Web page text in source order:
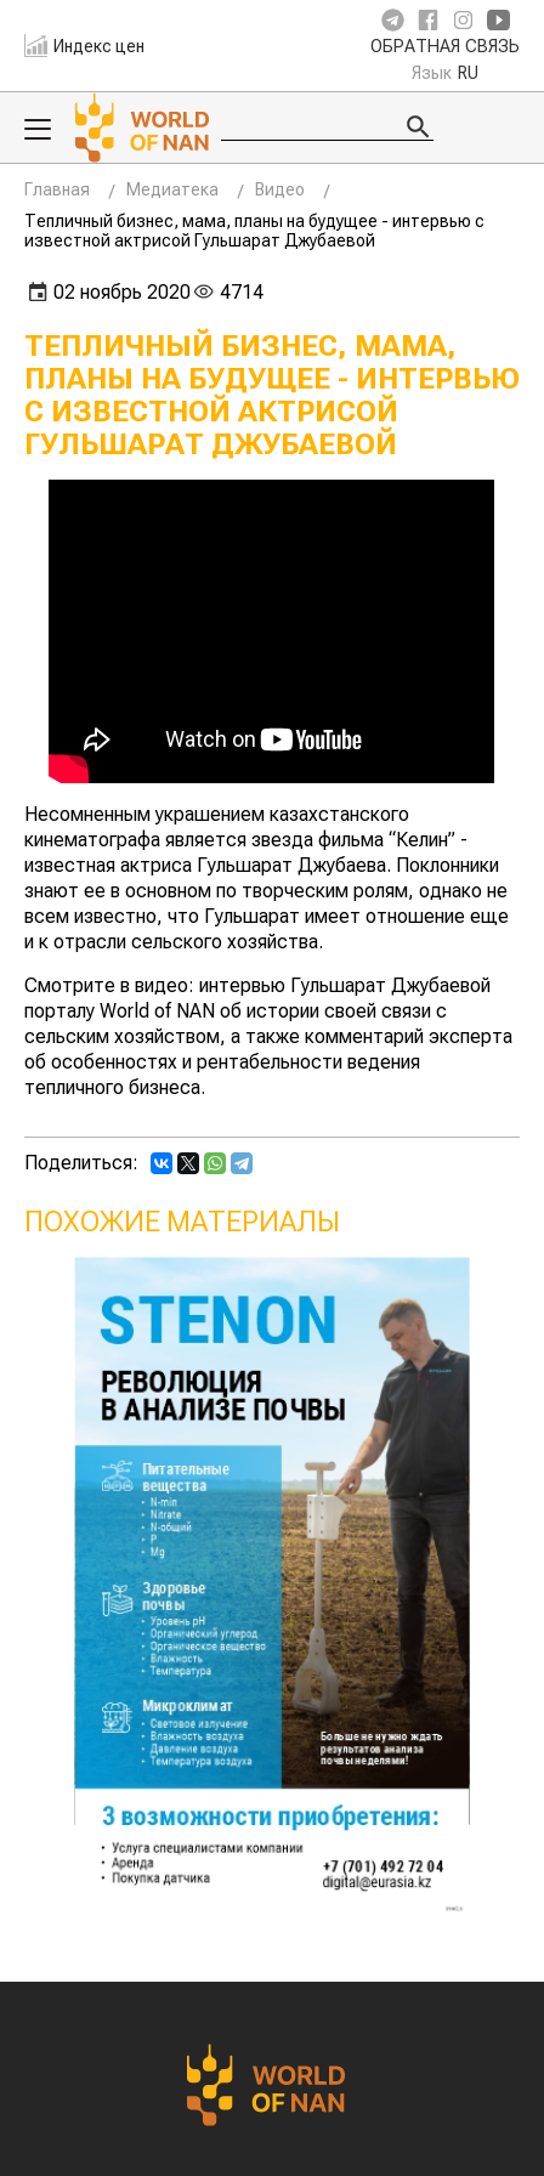
Индекс цен ОБРАТНАЯ СВЯЗЬ
Язык RU
Главная Медиатека
Видео
Тепличный бизнес, мама, планы на будущее - интервью с
известной актрисой Гульшарат Джубаевой
02 ноябрь 2020 4714
ТЕПЛИЧНЫЙ БИЗНЕС, МАМА,
ПЛАНЫ НА БУДУЩЕЕ - ИНТЕРВЬЮ
С ИЗВЕСТНОЙ АКТРИСОЙ
ГУЛЬШАРАТ ДЖУБАЕВОЙ
Несомненным украшением казахстанского
кинематографа является звезда фильма “Келин” -
известная актриса Гульшарат Джубаева. Поклонники
знают ее в основном по творческим ролям, однако не
всем известно, что Гульшарат имеет отношение еще
и к отрасли сельского хозяйства.
Смотрите в видео: интервью Гульшарат Джубаевой
порталу World of NAN об истории своей связи с
сельским хозяйством, а также комментарий эксперта
об особенностях и рентабельности ведения
тепличного бизнеса.
Поделиться:
ПОХОЖИЕ МАТЕРИАЛЫ